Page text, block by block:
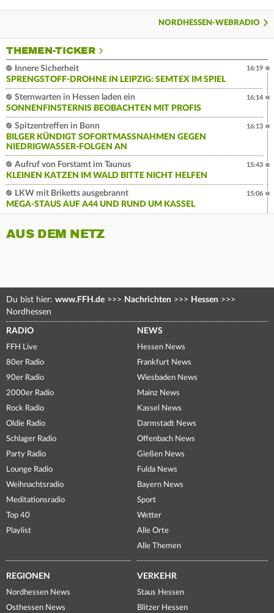
NORDHESSEN-WEBRADIO
THEMEN-TICKER
Innere Sicherheit
SPRENGSTOFF-DROHNE IN LEIPZIG: SEMTEX IM SPIEL
16:19
Sternwarten in Hessen laden ein
SONNENFINSTERNIS BEOBACHTEN MIT PROFIS
16:14
Spitzentreffen in Bonn
BILGER KÜNDIGT SOFORTMASSNAHMEN GEGEN N
IEDRIGWASSER-FOLGEN AN
16:13
Aufruf von Forstamt im Taunus
KLEINEN KATZEN IM WALD BITTE NICHT HELFEN
15:43
LKW mit Briketts ausgebrannt
MEGA-STAUS AUF A44 UND RUND UM KASSEL
15:06
AUS DEM NETZ
Du bist hier: www.FFH.de >>> Nachrichten >>> Hessen >>>
Nordhessen
RADIO
FFH Live
80er Radio
90er Radio
2000er Radio
Rock Radio
Oldie Radio
Schlager Radio
Party Radio
Lounge Radio
Weihnachtsradio
Meditationsradio
Top 40
Playlist
NEWS
Hessen News
Frankfurt News
Wiesbaden News
Mainz News
Kassel News
Darmstadt News
Offenbach News
Gießen News
Fulda News
Bayern News
Sport
Wetter
Alle Orte
Alle Themen
REGIONEN
Nordhessen News
Osthessen News
VERKEHR
Staus Hessen
Blitzer Hessen